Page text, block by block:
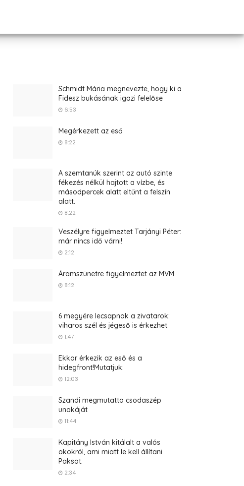
Schmidt Mária megnevezte, hogy ki a
Fidesz bukásának igazi felelőse
6:53
Megérkezett az eső
8:22
A szemtanúk szerint az autó szinte
fékezés nélkül hajtott a vízbe, és
másodpercek alatt eltűnt a felszín
alatt.
8:22
Veszélyre figyelmeztet Tarjányi Péter:
már nincs idő várni!
2:12
Áramszünetre figyelmeztet az MVM
8:12
6 megyére lecsapnak a zivatarok:
viharos szél és jégeső is érkezhet
1:47
Ekkor érkezik az eső és a
hidegfront!Mutatjuk:
12:03
Szandi megmutatta csodaszép
unokáját
11:44
Kapitány István kitálalt a valós
okokról, ami miatt le kell állítani
Paksot.
2:34